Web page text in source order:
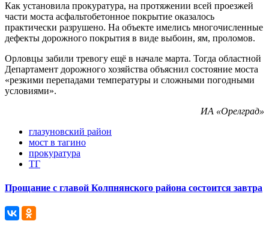
Как установила прокуратура, на протяжении всей проезжей
части моста асфальтобетонное покрытие оказалось
практически разрушено. На объекте имелись многочисленные
дефекты дорожного покрытия в виде выбоин, ям, проломов.
Орловцы забили тревогу ещё в начале марта. Тогда областной
Департамент дорожного хозяйства объяснил состояние моста
«резкими перепадами температуры и сложными погодными
условиями».
ИА «Орелград»
глазуновский район
мост в тагино
прокуратура
ТГ
Прощание с главой Колпнянского района состоится завтра